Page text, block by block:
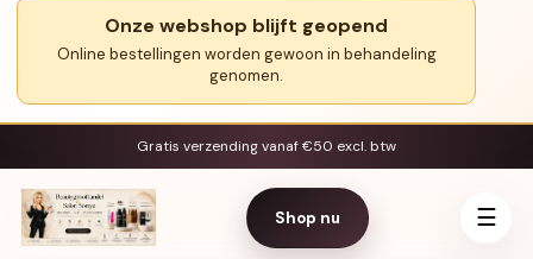
Onze webshop blijft geopend
Online bestellingen worden gewoon in behandeling
genomen.
Gratis verzending vanaf €50 excl. btw
Shop nu ☰